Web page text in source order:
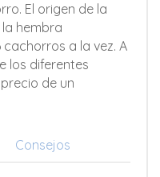
El origen de la
hembra
a la vez. A
los diferentes
de un
Consejos